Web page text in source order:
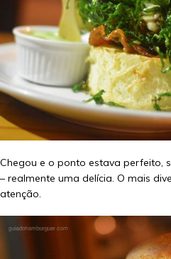
Chegou e o ponto estava perfeito,
– realmente uma delícia. O mais
atenção.